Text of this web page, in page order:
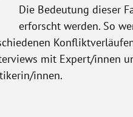
Die Bedeutung dieser
erforscht werden. So
mit Expert/innen
innen.